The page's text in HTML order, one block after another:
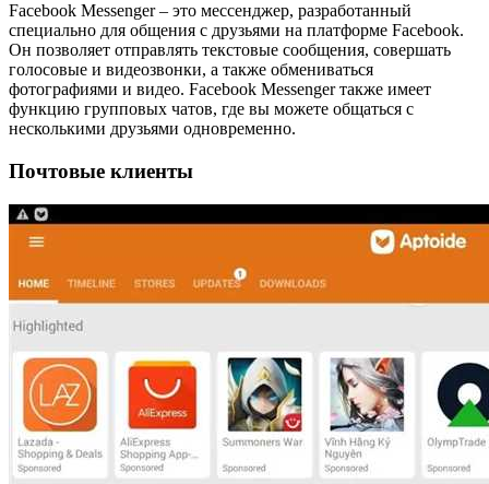
Facebook Messenger – это мессенджер, разработанный
специально для общения с друзьями на платформе Facebook.
Он позволяет отправлять текстовые сообщения, совершать
голосовые и видеозвонки, а также обмениваться
фотографиями и видео. Facebook Messenger также имеет
функцию групповых чатов, где вы можете общаться с
несколькими друзьями одновременно.
Почтовые клиенты